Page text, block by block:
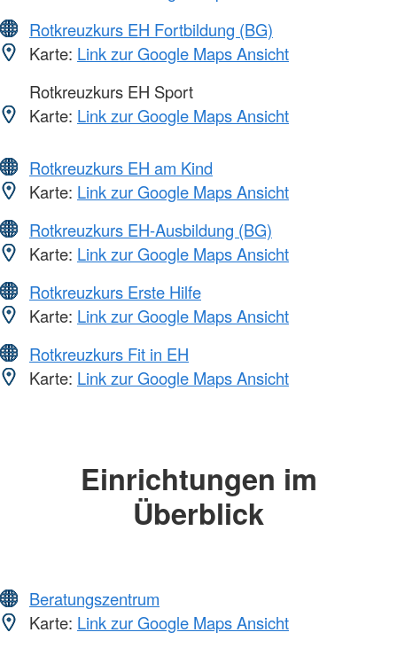
Rotkreuzkurs EH Fortbildung (BG)
Karte: Link zur Google Maps Ansicht
Rotkreuzkurs EH Sport
Karte: Link zur Google Maps Ansicht
Rotkreuzkurs EH am Kind
Karte: Link zur Google Maps Ansicht
Rotkreuzkurs EH-Ausbildung (BG)
Karte: Link zur Google Maps Ansicht
Rotkreuzkurs Erste Hilfe
Karte: Link zur Google Maps Ansicht
Rotkreuzkurs Fit in EH
Karte: Link zur Google Maps Ansicht
Einrichtungen im
Überblick
Beratungszentrum
Karte: Link zur Google Maps Ansicht